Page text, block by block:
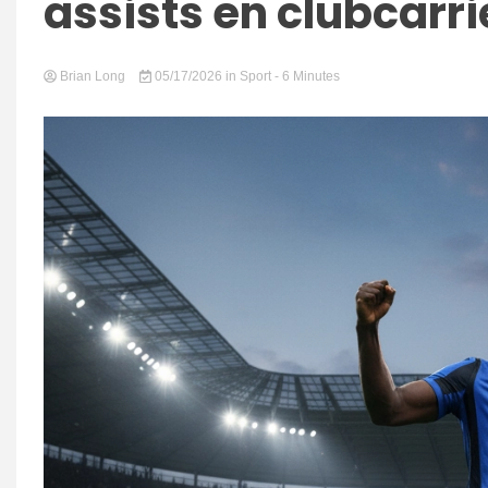
assists en
Brian Long 05/17/2026 in Sport - 6 Minutes